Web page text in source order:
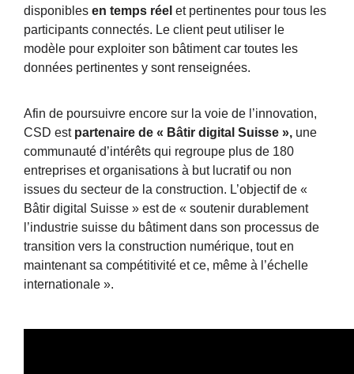
disponibles en temps réel et pertinentes pour tous les
participants connectés. Le client peut utiliser le
modèle pour exploiter son bâtiment car toutes les
données pertinentes y sont renseignées.
Afin de poursuivre encore sur la voie de l’innovation,
CSD est partenaire de « Bâtir digital Suisse », une
communauté d’intérêts qui regroupe plus de 180
entreprises et organisations à but lucratif ou non
issues du secteur de la construction. L’objectif de «
Bâtir digital Suisse » est de « soutenir durablement
l’industrie suisse du bâtiment dans son processus de
transition vers la construction numérique, tout en
maintenant sa compétitivité et ce, même à l’échelle
internationale ».